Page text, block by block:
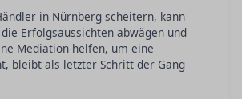
in Nürnberg scheitern, kann
Erfolgsaussichten abwägen und
Mediation helfen, um eine
bleibt als letzter Schritt der Gang